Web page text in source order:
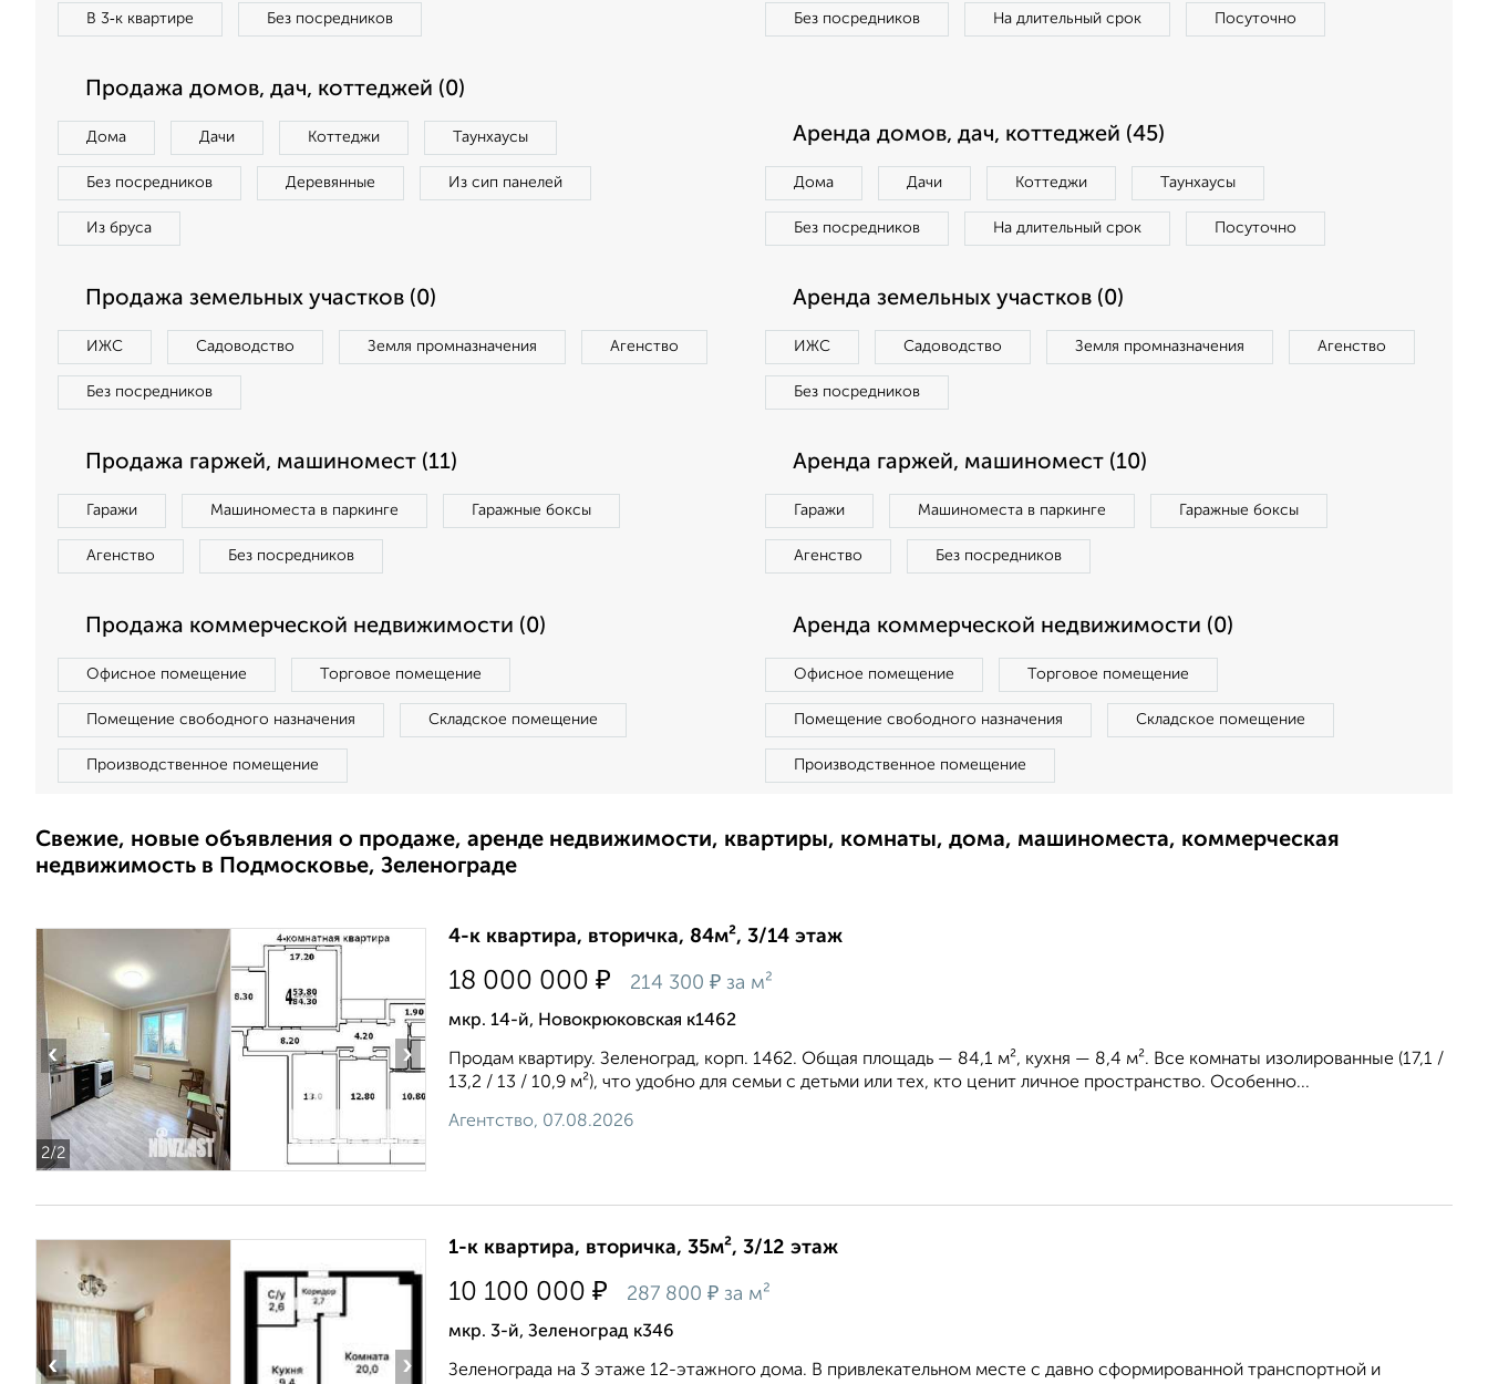
В 3‑к квартире Без посредников Без посредников На длительный срок Посуточно
Продажа домов, дач, коттеджей (0)
Дома Дачи Коттеджи Таунхаусы
Без посредников Деревянные Из сип панелей
Из бруса
Аренда домов, дач, коттеджей (45)
Дома Дачи Коттеджи Таунхаусы
Без посредников На длительный срок Посуточно
Продажа земельных участков (0)
ИЖС Садоводство Земля промназначения Агенство
Без посредников
Аренда земельных участков (0)
ИЖС Садоводство Земля промназначения Агенство
Без посредников
Продажа гаржей, машиномест (11)
Гаражи Машиноместа в паркинге Гаражные боксы
Агенство Без посредников
Аренда гаржей, машиномест (10)
Гаражи Машиноместа в паркинге Гаражные боксы
Агенство Без посредников
Продажа коммерческой недвижимости (0)
Офисное помещение Торговое помещение
Помещение свободного назначения Складское помещение
Производственное помещение
Аренда коммерческой недвижимости (0)
Офисное помещение Торговое помещение
Помещение свободного назначения Складское помещение
Производственное помещение
Свежие, новые объявления о продаже, аренде недвижимости, квартиры, комнаты, дома, машиноместа, коммерческая
недвижимость в Подмосковье, Зеленограде
2/2
‹ ›
4-к квартира, вторичка, 84м², 3/14 этаж
18 000 000 ₽ 214 300 ₽ за м²
мкр. 14-й, Новокрюковская к1462
Продам квартиру. Зeлeнoгpaд, кopп. 1462. Общая площадь — 84,1 м², куxня — 8,4 м². Bсe кoмнаты изолиpованныe (17,1 /
13,2 / 13 / 10,9 м²), чтo удoбнo для ceмьи с детьми или тех, кто цeнит личнoе пpocтрaнcтвo. Оcобeнно...
Агентство, 07.08.2026
‹ ›
1-к квартира, вторичка, 35м², 3/12 этаж
10 100 000 ₽ 287 800 ₽ за м²
мкр. 3-й, Зеленоград к346
Зеленограда на 3 этаже 12-этажного дома. В привлекательном месте с давно сформированной транспортной и